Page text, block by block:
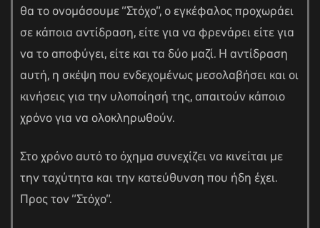
θα το ονομάσουμε “Στόχο”, ο εγκέφαλος προχωράει
σε κάποια αντίδραση, είτε για να φρενάρει είτε για
να το αποφύγει, είτε και τα δύο μαζί. Η αντίδραση
αυτή, η σκέψη που ενδεχομένως μεσολαβήσει και οι
κινήσεις για την υλοποίησή της, απαιτούν κάποιο
χρόνο για να ολοκληρωθούν.
Στο χρόνο αυτό το όχημα συνεχίζει να κινείται με
την ταχύτητα και την κατεύθυνση που ήδη έχει.
Προς τον “Στόχο”.